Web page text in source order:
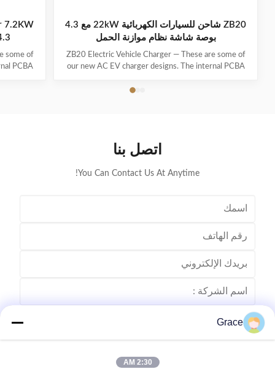
ZB20 شاحن للسيارات الكهربائية 22kW مع 4.3
بوصة شاشة نظام موازنة الحمل
ZB20 Electric Vehicle Charger — These are some of
our new AC EV charger designs. The internal PCBA
only the exteriors/enclosures are new, and they’re
4.3 بوصة مراقبة في
some of
PCBA
اتصل بنا
You Can Contact Us At Anytime!
Grace
2:30 AM